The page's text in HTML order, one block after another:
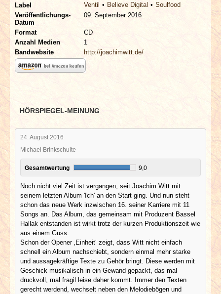
LINKS
ARCHIV
Label
Ventil Believe Digital
Soulfood
Veröffentlichungs-
Datum
09. September 2016
Format
CD
Anzahl Medien
1
Bandwebsite
http://joachimwitt.de/
HÖRSPIEGEL-MEINUNG
24. August 2016
Michael Brinkschulte
Gesamtwertung 9,0
Noch nicht viel Zeit ist vergangen, seit Joachim Witt mit
seinem letzten Album 'Ich' an den Start ging. Und nun steht
schon das neue Werk inzwischen 16. seiner Karriere mit 11
Songs an. Das Album, das gemeinsam mit Produzent Bassel
Hallak entstanden ist wirkt trotz der kurzen Produktionszeit wie
aus einem Guss.
Schon der Opener ‚Einheit‘ zeigt, dass Witt nicht einfach
schnell ein Album nachschiebt, sondern einmal mehr starke
und aussagekräftige Texte zu Gehör bringt. Diese werden mit
Geschick musikalisch in ein Gewand gepackt, das mal
druckvoll, mal fragil leise daher kommt. Immer den Texten
gerecht werdend, wechselt neben den Melodiebögen und